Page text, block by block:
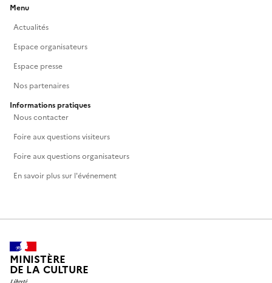
Menu
Actualités
Espace organisateurs
Espace presse
Nos partenaires
Informations pratiques
Nous contacter
Foire aux questions visiteurs
Foire aux questions organisateurs
En savoir plus sur l'événement
MINISTÈRE
DE LA CULTURE